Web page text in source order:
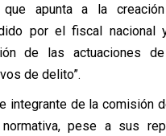
apunta a la
por el fiscal nacional
de las actuaciones
de delito”.
integrante de la comisión
pese a sus